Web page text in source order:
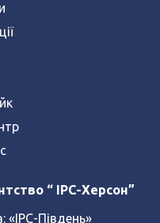
“ IPC-Херсон”
«ІРС-Південь»